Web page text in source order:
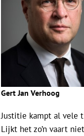
Gert Jan Verhoog
Justitie kampt al vele
Lijkt het zo’n vaart